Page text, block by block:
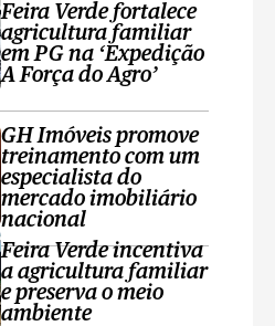
Feira Verde fortalece
agricultura familiar
em PG na ‘Expedição
A Força do Agro’
GH Imóveis promove
treinamento com um
especialista do
mercado imobiliário
nacional
Feira Verde incentiva
a agricultura familiar
e preserva o meio
ambiente